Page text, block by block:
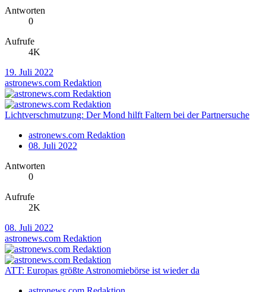
Antworten
0
Aufrufe
4K
19. Juli 2022
astronews.com Redaktion
Lichtverschmutzung: Der Mond hilft Faltern bei der Partnersuche
astronews.com Redaktion
08. Juli 2022
Antworten
0
Aufrufe
2K
08. Juli 2022
astronews.com Redaktion
ATT: Europas größte Astronomiebörse ist wieder da